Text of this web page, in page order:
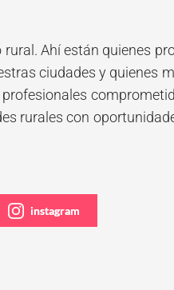
Ahí están quienes
ciudades y quienes
rurales con
instagram